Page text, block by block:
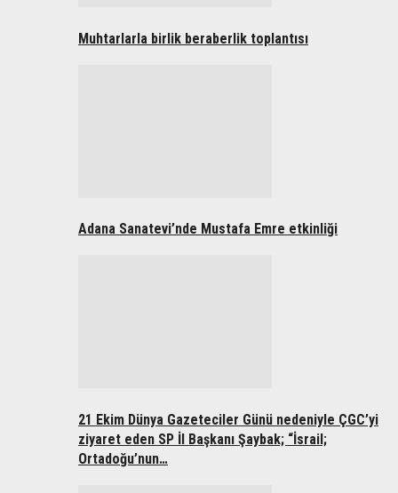
Muhtarlarla birlik beraberlik toplantısı
Adana Sanatevi’nde Mustafa Emre etkinliği
21 Ekim Dünya Gazeteciler Günü nedeniyle ÇGC’yi
ziyaret eden SP İl Başkanı Şaybak; “İsrail;
Ortadoğu’nun…